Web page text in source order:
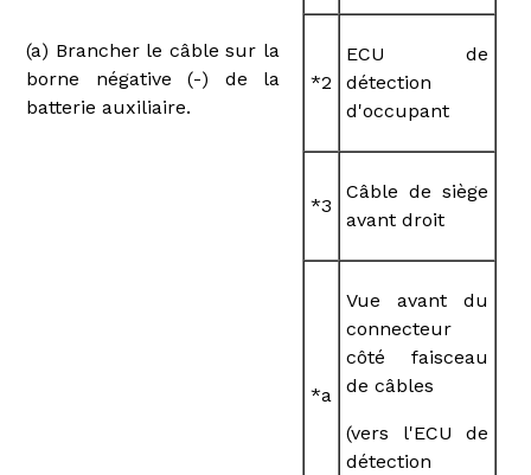
(a) Brancher le câble sur la
borne négative (-) de la
batterie auxiliaire.
*2
ECU de
détection
d'occupant
*3
Câble de siège
avant droit
*a
Vue avant du
connecteur
côté faisceau
de câbles
(vers l'ECU de
détection